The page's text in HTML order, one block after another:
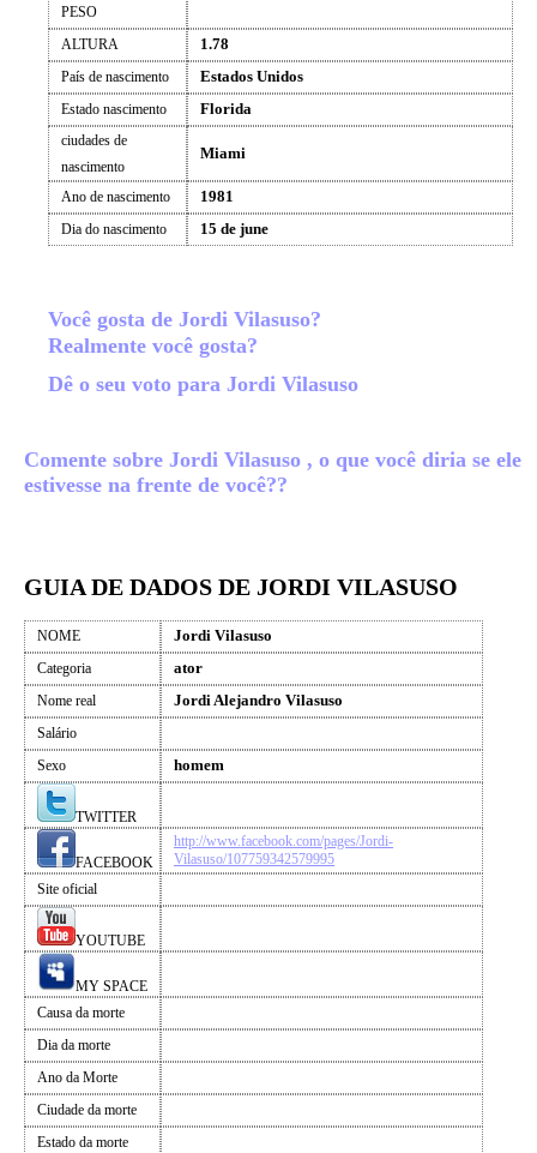
PESO
ALTURA
1.78
País de nascimento Estados Unidos
Estado nascimento Florida
ciudades de
nascimento
Miami
Ano de nascimento 1981
Dia do nascimento 15 de june
Você gosta de Jordi Vilasuso?
Realmente você gosta?
Dê o seu voto para Jordi Vilasuso
Comente sobre Jordi Vilasuso , o que você diria se ele
estivesse na frente de você??
GUIA DE DADOS DE JORDI VILASUSO
NOME Jordi Vilasuso
Categoria ator
Nome real Jordi Alejandro Vilasuso
Salário
Sexo
homem
TWITTER
FACEBOOK
http://www.facebook.com/pages/Jordi-
Vilasuso/107759342579995
Site oficial
YOUTUBE
MY SPACE
Causa da morte
Dia da morte
Ano da Morte
Ciudade da morte
Estado da morte